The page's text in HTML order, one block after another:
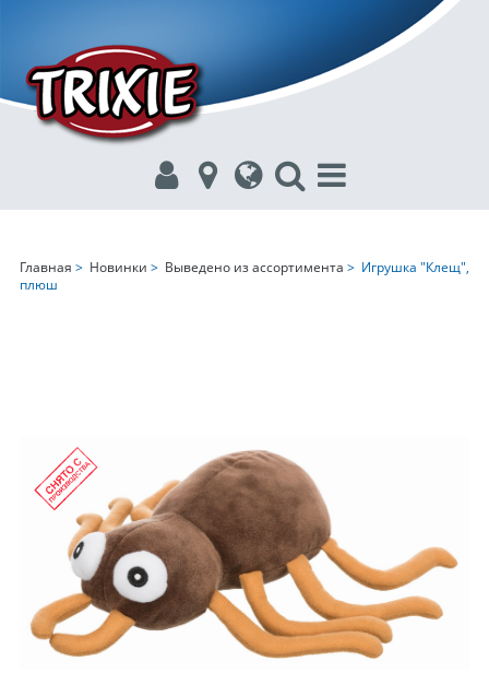
Главная > Новинки > Выведено из ассортимента > Игрушка "Клещ",
плюш